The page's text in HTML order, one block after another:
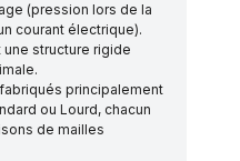
(pression lors de la
courant électrique).
structure rigide
principalement
ou Lourd, chacun
de mailles